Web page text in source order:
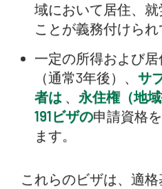
域において居住、
ことが義務付けられ
一定の所得および
（通常3年後）、 サ
者は 、 永住権（地
191ビザの申請資格
ます。
これらのビザは、適